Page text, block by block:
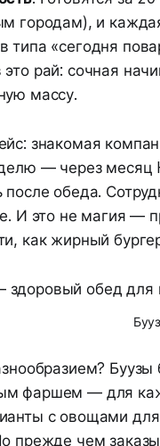
городам), и
типа «сегодня
рай: сочная
массу.
знакомая
— через месяц
после обеда.
И это не магия —
как жирный
фаршем — для
с овощами для
прежде чем